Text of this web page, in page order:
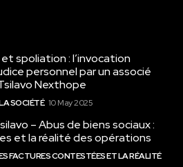
spoliation : l’invocation
personnel par un associé
Nexthope
SOCIÉTÉ 10 May 2025
– Abus de biens sociaux :
et la réalité des opérations
FACTURES CONTESTÉES ET LA RÉALITÉ